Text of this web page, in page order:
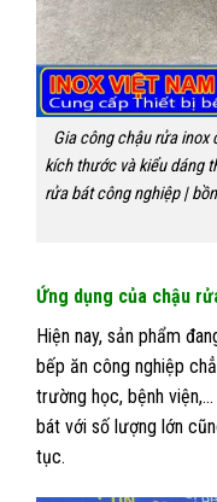
Gia công chậu rửa inox
kích thước và kiểu dáng
rửa bát công nghiệp |
Ứng dụng của chậu
Hiện nay, sản phẩm
bếp ăn công nghiệp
trường học, bệnh
bát với số lượng lớn
tục.